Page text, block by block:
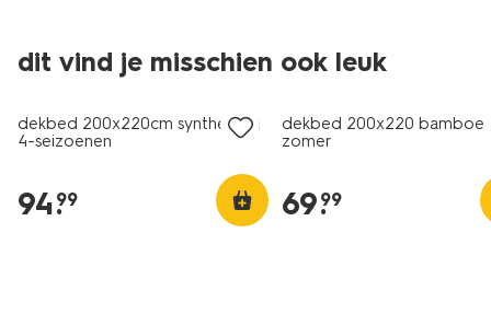
dit vind je misschien ook leuk
25% korting
alleen online
dekbed 200x220cm synthetisch
4-seizoenen
94.
99
25% korting
alleen online
dekbed 200x220 bamboe
zomer
69.
99